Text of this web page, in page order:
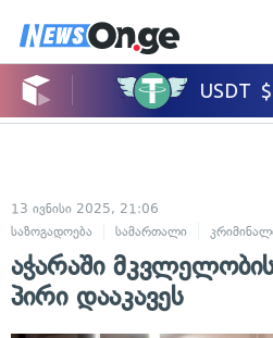
13 ივნისი 2025, 21:06
საზოგადოება
სამართალი
აჭარაში
პირი დააკავეს